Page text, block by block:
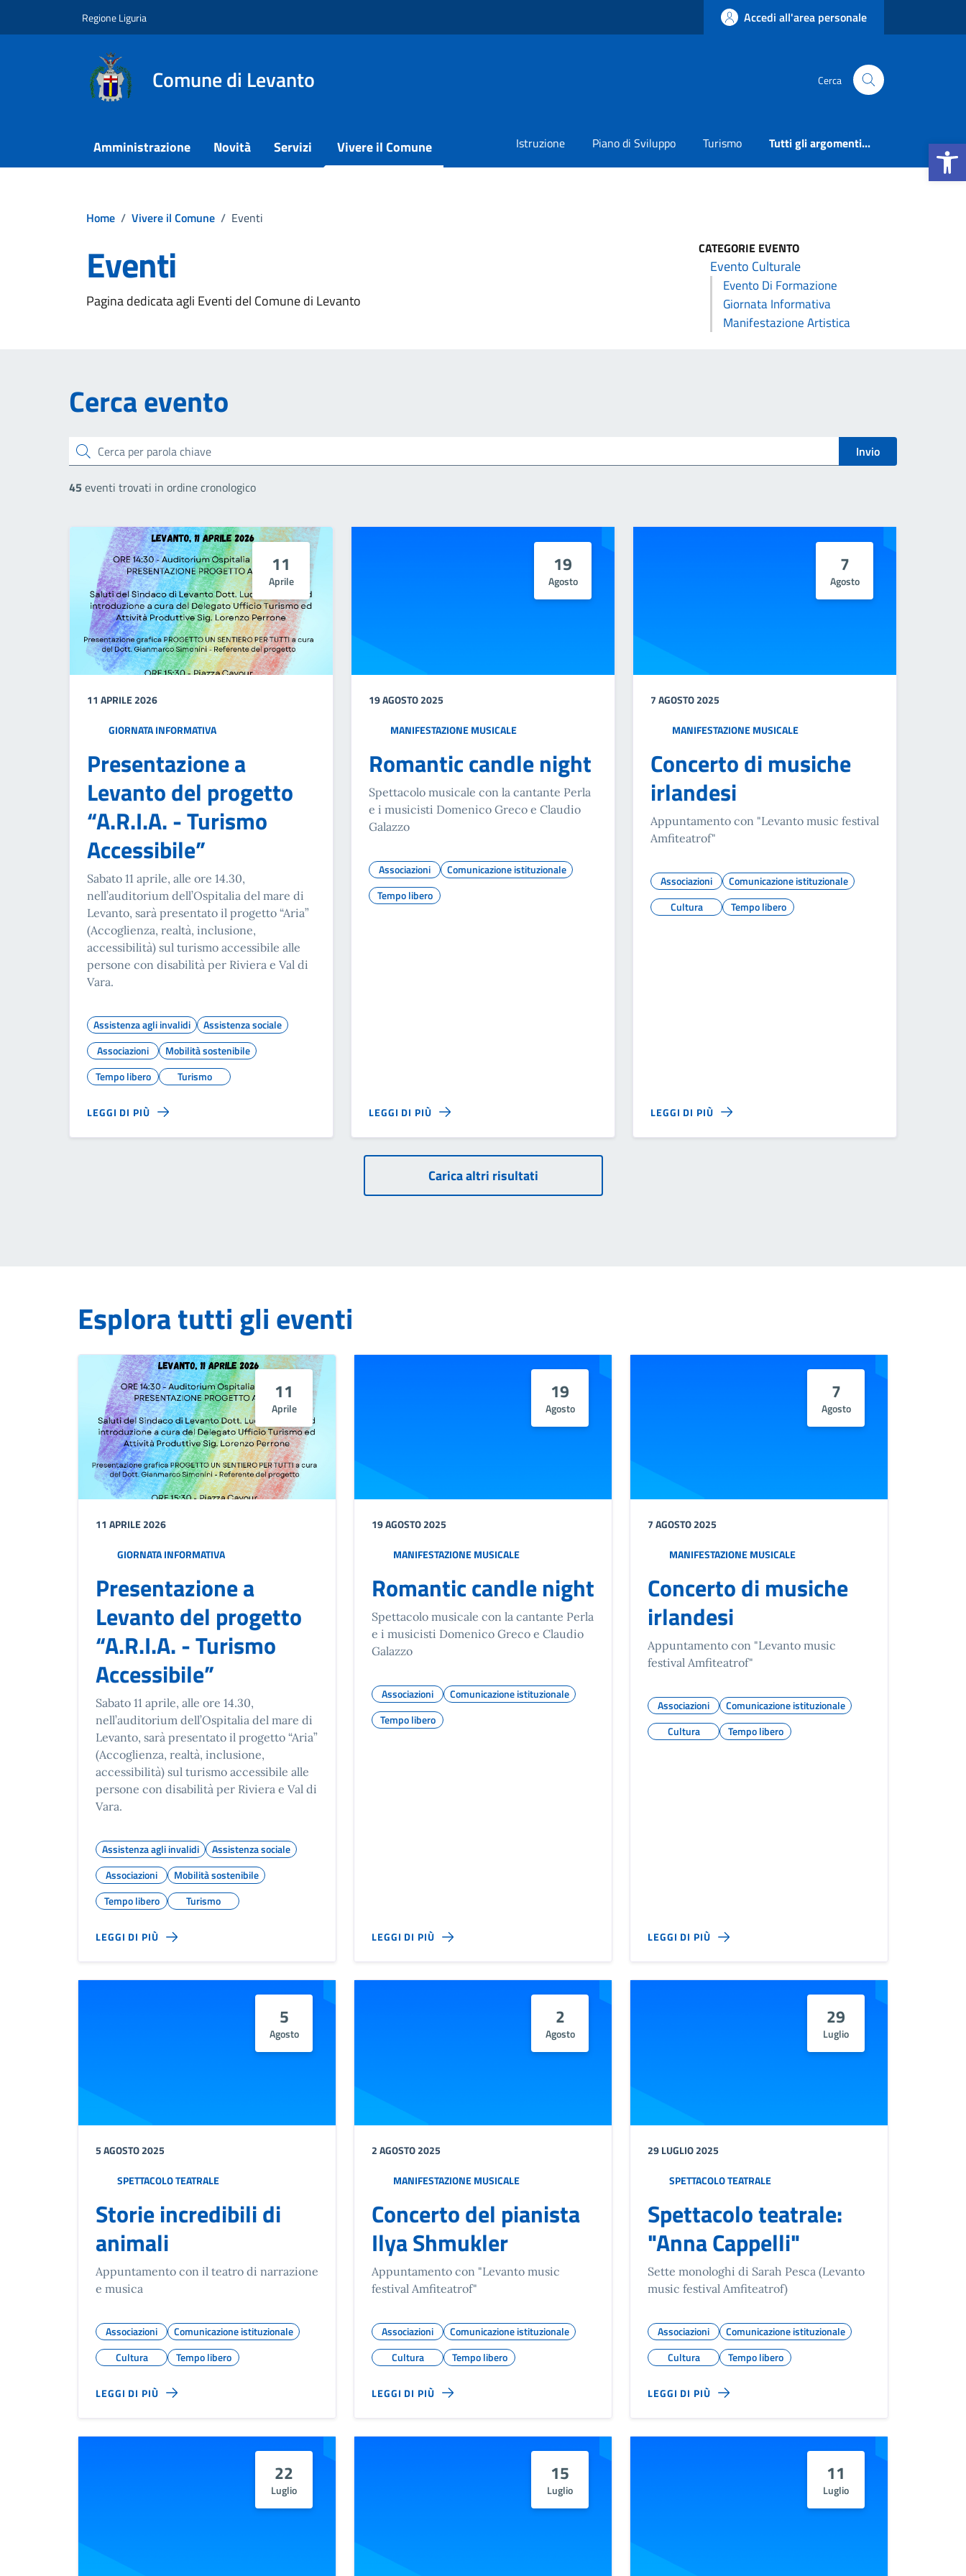
Apri la
Regione Liguria Accedi all'area personale
Comune di Levanto Cerca
Amministrazione Novità Servizi Vivere il Comune Istruzione Piano di Sviluppo Turismo Tutti gli argomenti...
Home / Vivere il Comune / Eventi
Eventi
Pagina dedicata agli Eventi del Comune di Levanto
CATEGORIE EVENTO
Evento Culturale
Evento Di Formazione
Giornata Informativa
Manifestazione Artistica
Cerca evento
Cerca Invio
45 eventi trovati in ordine cronologico
11
Aprile
11 APRILE 2026
GIORNATA INFORMATIVA
Presentazione a
Levanto del progetto
“A.R.I.A. - Turismo
Accessibile”
Sabato 11 aprile, alle ore 14.30,
nell’auditorium dell’Ospitalia del mare di
Levanto, sarà presentato il progetto “Aria”
(Accoglienza, realtà, inclusione,
accessibilità) sul turismo accessibile alle
persone con disabilità per Riviera e Val di
Vara.
Assistenza agli invalidi
Assistenza sociale
Associazioni
Mobilità sostenibile
Tempo libero
Turismo
LEGGI DI PIÙ
19
Agosto
19 AGOSTO 2025
MANIFESTAZIONE MUSICALE
Romantic candle night
Spettacolo musicale con la cantante Perla
e i musicisti Domenico Greco e Claudio
Galazzo
Associazioni
Comunicazione istituzionale
Tempo libero
LEGGI DI PIÙ
7
Agosto
7 AGOSTO 2025
MANIFESTAZIONE MUSICALE
Concerto di musiche
irlandesi
Appuntamento con "Levanto music festival
Amfiteatrof"
Associazioni
Comunicazione istituzionale
Cultura
Tempo libero
LEGGI DI PIÙ
Carica altri risultati
Esplora tutti gli eventi
11
Aprile
11 APRILE 2026
GIORNATA INFORMATIVA
Presentazione a
Levanto del progetto
“A.R.I.A. - Turismo
Accessibile”
Sabato 11 aprile, alle ore 14.30,
nell’auditorium dell’Ospitalia del mare di
Levanto, sarà presentato il progetto “Aria”
(Accoglienza, realtà, inclusione,
accessibilità) sul turismo accessibile alle
persone con disabilità per Riviera e Val di
Vara.
Assistenza agli invalidi
Assistenza sociale
Associazioni
Mobilità sostenibile
Tempo libero
Turismo
LEGGI DI PIÙ
19
Agosto
19 AGOSTO 2025
MANIFESTAZIONE MUSICALE
Romantic candle night
Spettacolo musicale con la cantante Perla
e i musicisti Domenico Greco e Claudio
Galazzo
Associazioni
Comunicazione istituzionale
Tempo libero
LEGGI DI PIÙ
7
Agosto
7 AGOSTO 2025
MANIFESTAZIONE MUSICALE
Concerto di musiche
irlandesi
Appuntamento con "Levanto music
festival Amfiteatrof"
Associazioni
Comunicazione istituzionale
Cultura
Tempo libero
LEGGI DI PIÙ
5
Agosto
5 AGOSTO 2025
SPETTACOLO TEATRALE
Storie incredibili di
animali
Appuntamento con il teatro di narrazione
e musica
Associazioni
Comunicazione istituzionale
Cultura
Tempo libero
LEGGI DI PIÙ
2
Agosto
2 AGOSTO 2025
MANIFESTAZIONE MUSICALE
Concerto del pianista
Ilya Shmukler
Appuntamento con "Levanto music
festival Amfiteatrof"
Associazioni
Comunicazione istituzionale
Cultura
Tempo libero
LEGGI DI PIÙ
29
Luglio
29 LUGLIO 2025
SPETTACOLO TEATRALE
Spettacolo teatrale:
"Anna Cappelli"
Sette monologhi di Sarah Pesca (Levanto
music festival Amfiteatrof)
Associazioni
Comunicazione istituzionale
Cultura
Tempo libero
LEGGI DI PIÙ
22
Luglio
15
Luglio
11
Luglio